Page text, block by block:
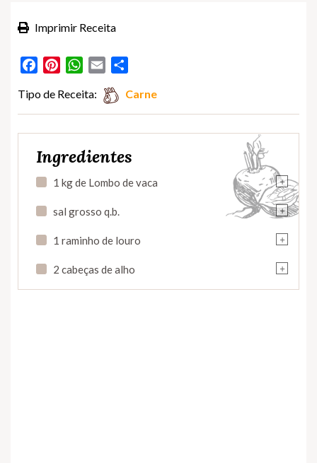
Imprimir Receita
FacebookPinterestWhatsApp
Email
Tipo de Receita: Carne
Ingredientes
+
1 kg de Lombo de vaca
+
sal grosso q.b.
+
1 raminho de louro
+
2 cabeças de alho